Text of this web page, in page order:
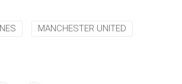
MANCHESTER UNITED